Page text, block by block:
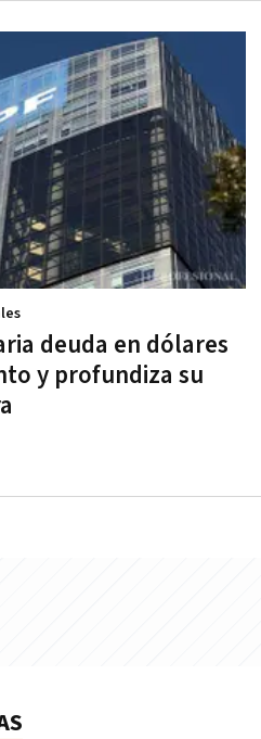
deuda en dólares
y profundiza su